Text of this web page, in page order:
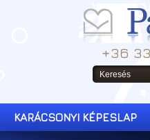
+36
KARÁCSONYI KÉPESLAP